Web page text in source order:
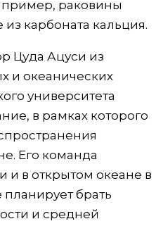
раковины
карбоната кальция.
Цуда Ацуси из
и океанических
университета
в рамках которого
Его команда
и в открытом океане в
брать
и средней